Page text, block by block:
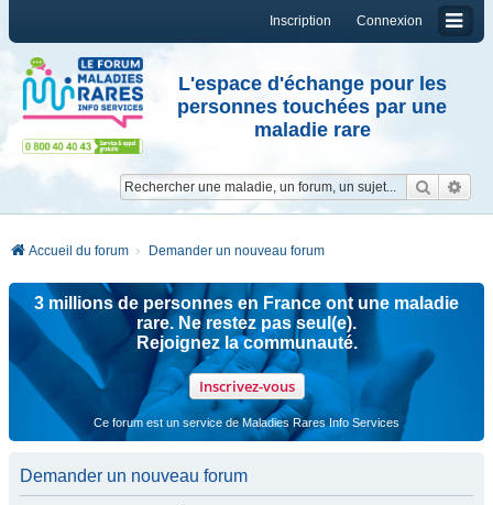
Connexion
Inscription
L'espace d'échange pour les
personnes touchées par une
maladie rare
Accueil du forum Demander un nouveau forum
3 millions de personnes en France ont une maladie
rare. Ne restez pas seul(e).
Rejoignez la communauté.
Inscrivez-vous
Ce forum est un service de Maladies Rares Info Services
Demander un nouveau forum